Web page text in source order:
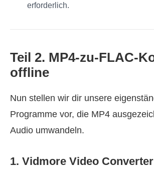
erforderlich.
Teil 2. MP4-zu-FLAC-
offline
Nun stellen wir dir unsere
Programme vor, die MP4
Audio umwandeln.
1. Vidmore Video Converter